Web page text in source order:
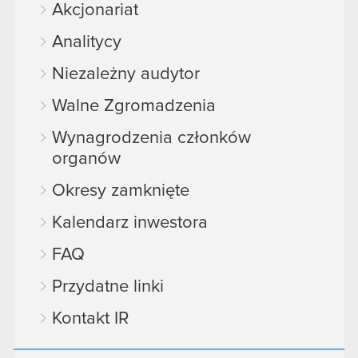
Akcjonariat
Analitycy
Niezależny audytor
Walne Zgromadzenia
Wynagrodzenia członków
organów
Okresy zamknięte
Kalendarz inwestora
FAQ
Przydatne linki
Kontakt IR